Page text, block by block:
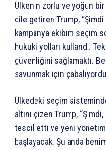
Ülkenin zorlu ve yoğun bir
dile getiren Trump,
kampanya ekibim seçim
hukuki yolları kullandı.
güvenliğini sağlamaktı.
savunmak için
Ülkedeki seçim
altını çizen Trump,
tescil etti ve yeni yönetim
başlayacak. Şu anda